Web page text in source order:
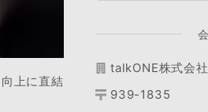
上に直結
talkONE株式会社
939-1835